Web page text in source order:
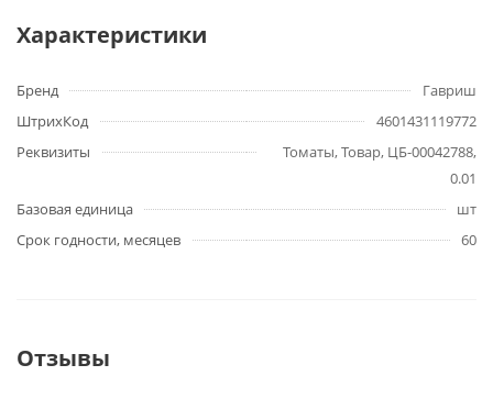
Характеристики
Бренд
Гавриш
ШтрихКод
4601431119772
Реквизиты
Томаты, Товар, ЦБ-00042788,
0.01
Базовая единица
шт
Срок годности, месяцев
60
Отзывы